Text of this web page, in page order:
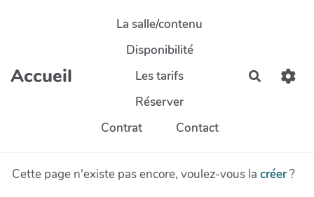
Aller au contenu principal
Accueil
La salle/contenu
Disponibilité
Les tarifs
Réserver
Contrat
Contact
Cette page n'existe pas encore, voulez-vous la créer?